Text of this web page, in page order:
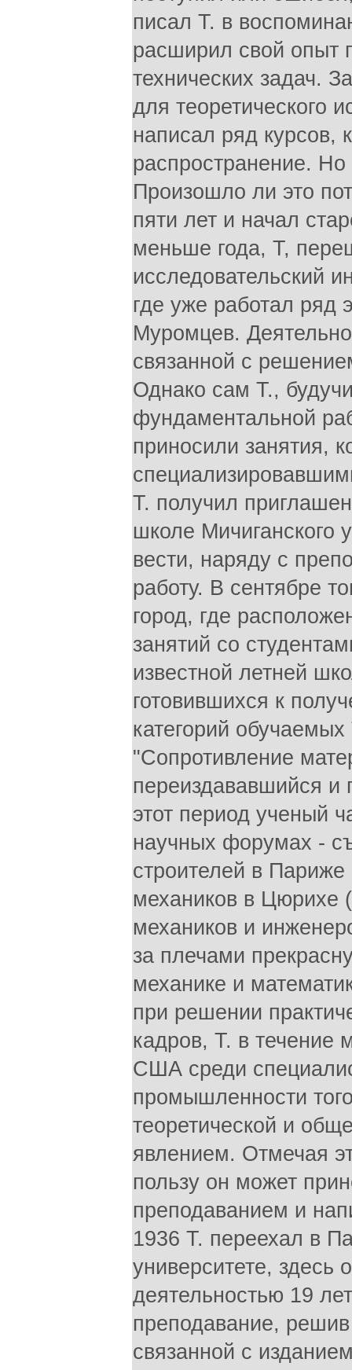
писал Т. в
расширил свой опыт
технических задач.
для теоретического
написал ряд курсов,
распространение.
Произошло ли это
пяти лет и начал
меньше года, Т,
исследовательский
где уже работал ряд
Муромцев.
связанной с
Однако сам Т.,
фундаментальной
приносили занятия,
Т. получил
школе Мичиганского
вести, наряду с
работу. В сентябре
город, где
занятий со
известной летней
готовившихся к
категорий
"Сопротивление
переиздававшийся и
этот период ученый
научных форумах -
строителей в
механиков в Цюрихе
механиков и
за плечами
механике и
при решении
кадров, Т. в течение
США среди
промышленности
теоретической и
явлением. Отмечая
пользу он может
преподаванием и
1936 Т. переехал в
университете, здесь
деятельностью 19
преподавание,
связанной с